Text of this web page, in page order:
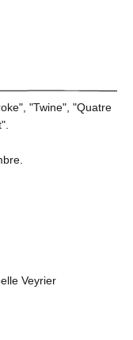
"Twine", "Quatre
Veyrier